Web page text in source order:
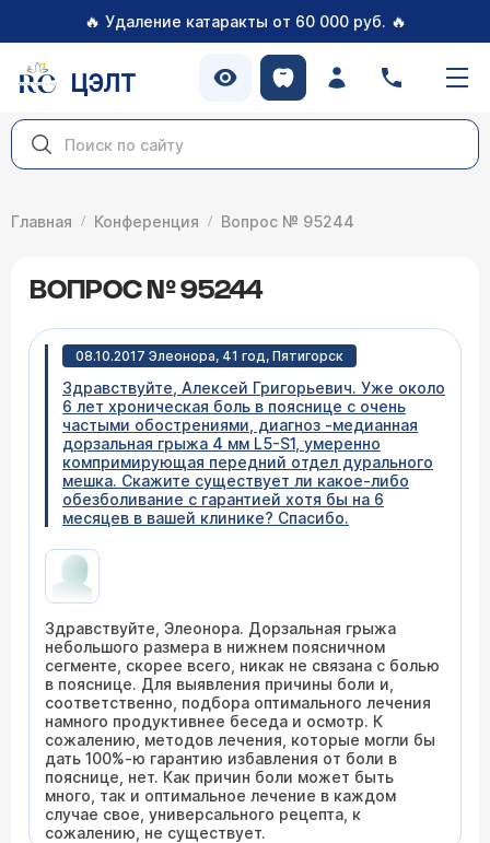
🔥 Удаление катаракты от 60 000 руб. 🔥
ЦЭЛТ
Главная Конференция Вопрос № 95244
ВОПРОС № 95244
08.10.2017 Элеонора, 41 год, Пятигорск
Здравствуйте, Алексей Григорьевич. Уже около
6 лет хроническая боль в пояснице с очень
частыми обострениями, диагноз -медианная
дорзальная грыжа 4 мм L5-S1, умеренно
компримирующая передний отдел дурального
мешка. Скажите существует ли какое-либо
обезболивание с гарантией хотя бы на 6
месяцев в вашей клинике? Спасибо.
Здравствуйте, Элеонора. Дорзальная грыжа
небольшого размера в нижнем поясничном
сегменте, скорее всего, никак не связана с болью
в пояснице. Для выявления причины боли и,
соответственно, подбора оптимального лечения
намного продуктивнее беседа и осмотр. К
сожалению, методов лечения, которые могли бы
дать 100%-ю гарантию избавления от боли в
пояснице, нет. Как причин боли может быть
много, так и оптимальное лечение в каждом
случае свое, универсального рецепта, к
сожалению, не существует.